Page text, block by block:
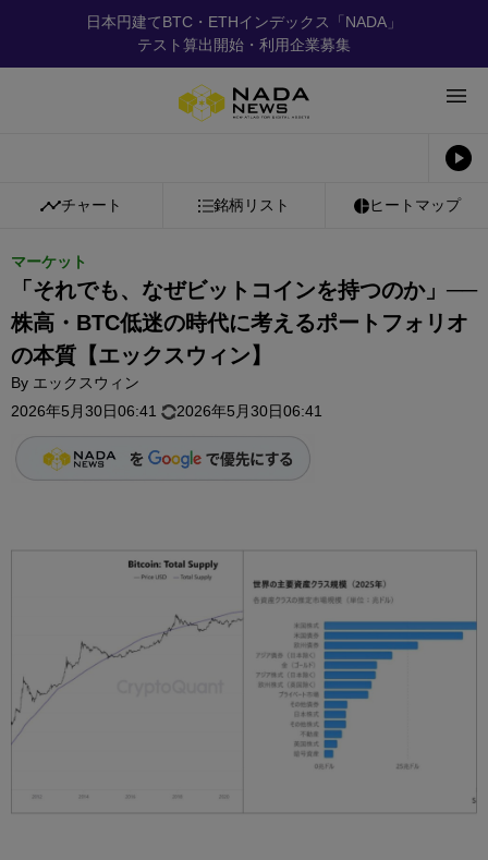
日本円建てBTC・ETHインデックス「NADA」
テスト算出開始・利用企業募集
チャート 銘柄リスト ヒートマップ
マーケット
「それでも、なぜビットコインを持つのか」──
株高・BTC低迷の時代に考えるポートフォリオ
の本質【エックスウィン】
By エックスウィン
2026年5月30日06:41
2026年5月30日06:41